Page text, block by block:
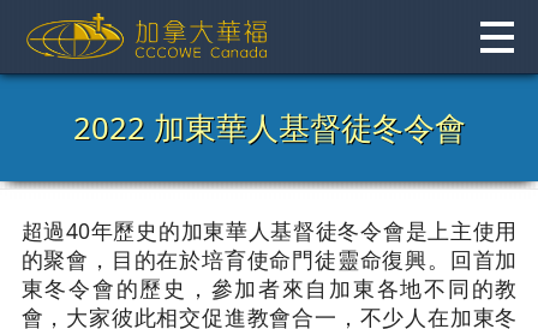
content
2022 加東華人基督徒冬令會
超過40年歷史的加東華人基督徒冬令會是上主使用
的聚會，目的在於培育使命門徒靈命復興。回首加
東冬令會的歷史，參加者來自加東各地不同的教
會，大家彼此相交促進教會合一，不少人在加東冬